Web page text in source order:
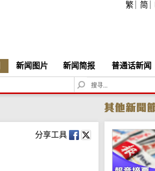
繁 简
新闻图片 新闻简报 普通话新闻
S
e
c
h
分享工具